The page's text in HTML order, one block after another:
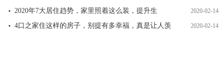
2020年7大居住趋势，家里照着这么装，提升生 2020-02-14
4口之家住这样的房子，别提有多幸福，真是让人羡 2020-02-14